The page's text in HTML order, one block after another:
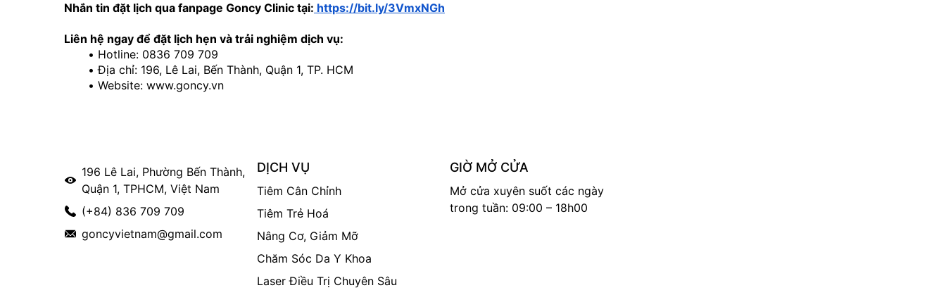
Nhắn tin đặt lịch qua fanpage Goncy Clinic tại: https://bit.ly/3VmxNGh
Liên hệ ngay để đặt lịch hẹn và trải nghiệm dịch vụ:
Hotline: 0836 709 709
Địa chỉ: 196, Lê Lai, Bến Thành, Quận 1, TP. HCM
Website: www.goncy.vn
196 Lê Lai, Phường Bến Thành,
Quận 1, TPHCM, Việt Nam
(+84) 836 709 709
goncyvietnam@gmail.com
DỊCH VỤ
Tiêm Cân Chỉnh
Tiêm Trẻ Hoá
Nâng Cơ, Giảm Mỡ
Chăm Sóc Da Y Khoa
Laser Điều Trị Chuyên Sâu
GIỜ MỞ CỬA
Mở cửa xuyên suốt các ngày
trong tuần: 09:00 – 18h00